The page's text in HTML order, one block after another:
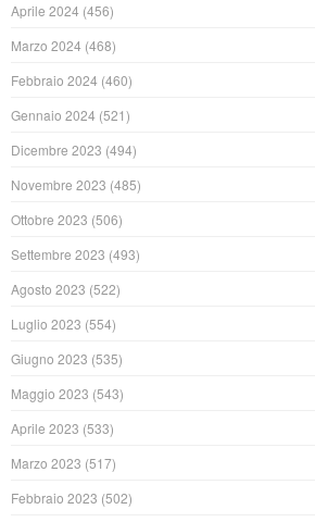
Aprile 2024 (456)
Marzo 2024 (468)
Febbraio 2024 (460)
Gennaio 2024 (521)
Dicembre 2023 (494)
Novembre 2023 (485)
Ottobre 2023 (506)
Settembre 2023 (493)
Agosto 2023 (522)
Luglio 2023 (554)
Giugno 2023 (535)
Maggio 2023 (543)
Aprile 2023 (533)
Marzo 2023 (517)
Febbraio 2023 (502)